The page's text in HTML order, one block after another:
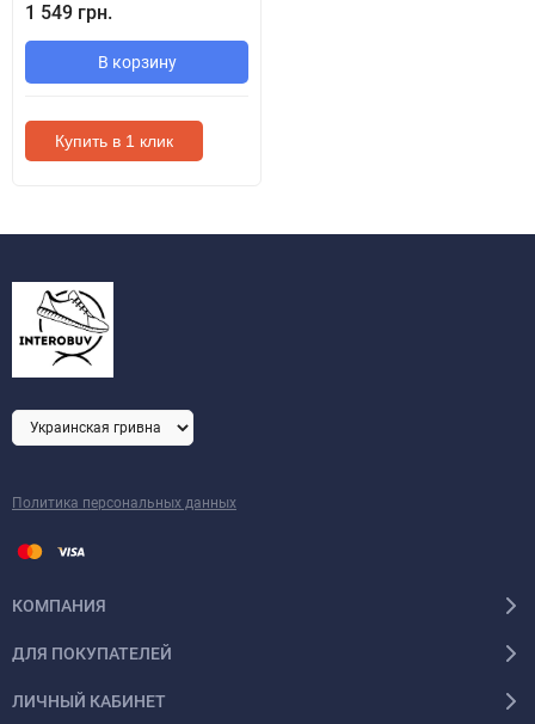
1 549 грн.
В корзину
Купить в 1 клик
Политика персональных данных
КОМПАНИЯ
ДЛЯ ПОКУПАТЕЛЕЙ
ЛИЧНЫЙ КАБИНЕТ